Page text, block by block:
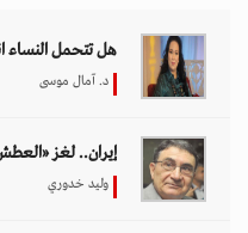
هل تتحمل النساء انتظارَ
د. آمال موسى
إيران.. لغز
وليد خدوري